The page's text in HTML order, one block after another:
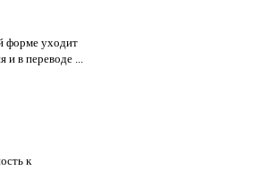
форме уходит
и в переводе ...
к